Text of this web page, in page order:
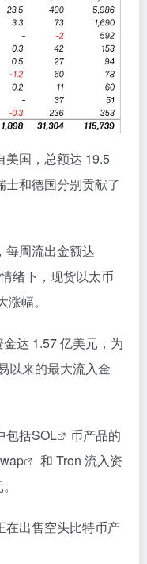
美国，总额达 19.5
和德国分别贡献了
每周流出金额达
绪下，现货以太币
幅。
达 1.57 亿美元，为
以来的最大流入金
包括SOL
币产品的
和 Tron 流入资
在出售空头比特币产